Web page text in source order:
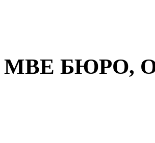
МВЕ БЮРО,